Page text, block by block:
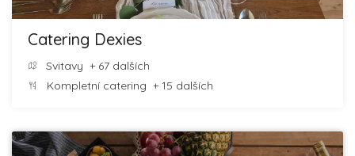
Catering Dexies
Svitavy + 67 dalších
Kompletní catering + 15 dalších